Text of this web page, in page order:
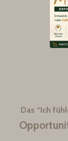
Das “Ich